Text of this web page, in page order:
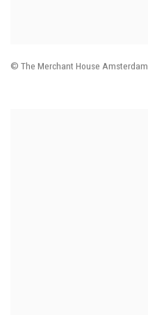
© The Merchant House Amsterdam